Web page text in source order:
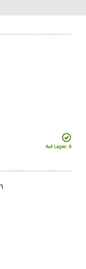
Auf Lager: 9